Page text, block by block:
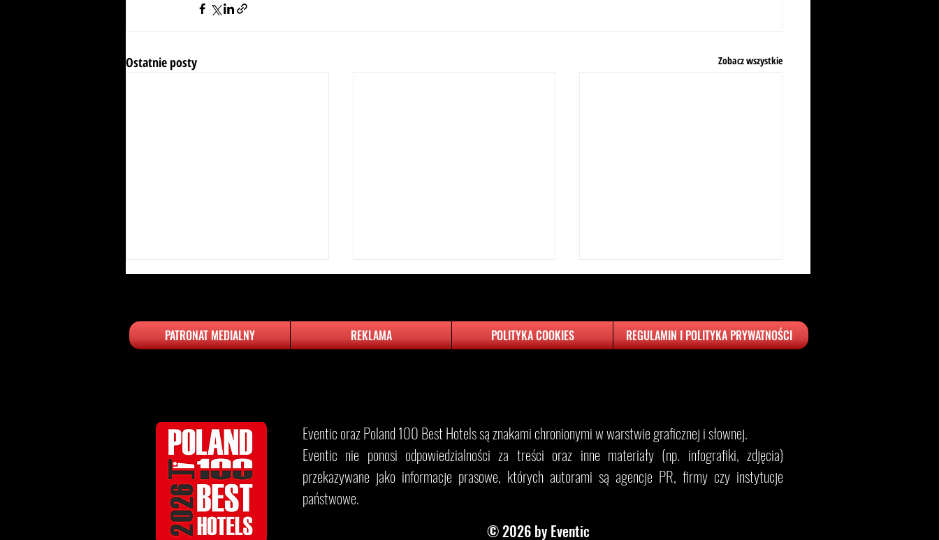
Ostatnie posty Zobacz wszystkie
Hotelowej PI zaprasza pierwszych
Gości.
PATRONAT MEDIALNY REKLAMA REGULAMIN I POLITYKA PRYWATNOŚCI
POLITYKA COOKIES
​​​Eventic oraz Poland 100 Best Hotels są znakami chronionymi w warstwie graficznej i słownej.
Eventic nie ponosi odpowiedzialności za treści oraz inne materiały (np. infografiki, zdjęcia)
przekazywane jako informacje prasowe, których autorami są agencje PR, firmy czy instytucje
państwowe.
© 2026 by Eventic